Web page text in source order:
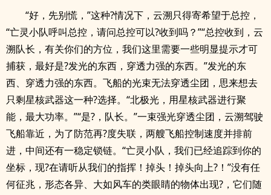
“好，先别慌，”这种?情况下，云溯只得寄希望于总控，
“亡灵小队呼叫总控，请问总控可以?收到吗？”“总控收到，云
溯队长，有关你们的方位，我们这里需要一些明显提示才可
捕获，最好是?发光的东西，穿透力强的东西。”发光的东
西、穿透力强的东西。飞船的光束无法穿透尘团，思来想去
只剩星核武器这一种?选择。“北极光，用星核武器进行聚
能，最大功率。”“是?，队长。”一束强光穿透尘团，云溯驾驶
飞船靠近，为了防范再?度失联，两艘飞船控制速度并排前
进，中间还有一稳定锁链。“亡灵小队，我们已经追踪到你的
坐标，现?在请听从我们的指挥！掉头！掉头向上?！”没有任
何征兆，形态各异、大如风车的类眼睛的物体出现?，它们随